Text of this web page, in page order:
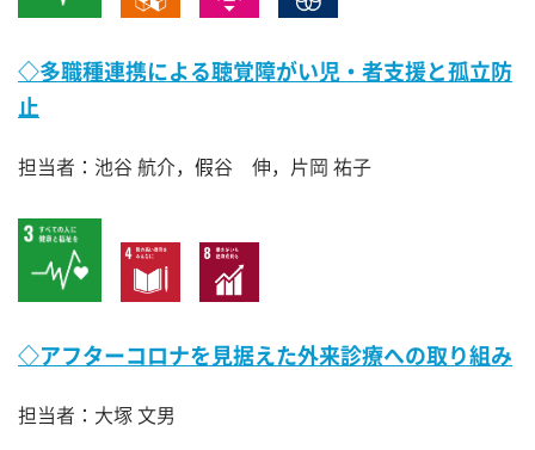
◇多職種連携による聴覚障がい児・者支援と孤立防
止
担当者：池谷 航介，假谷 伸，片岡 祐子
◇アフターコロナを見据えた外来診療への取り組み
担当者：大塚 文男